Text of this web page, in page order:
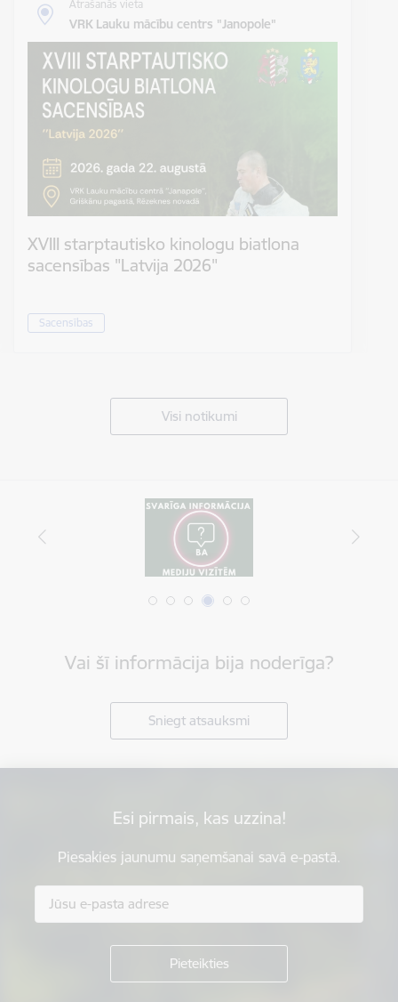
Atrašanās vieta
VRK Lauku mācību centrs "Janopole"
XVIII starptautisko kinologu biatlona
sacensības "Latvija 2026"
Sacensības
Visi notikumi
Vai šī informācija bija noderīga?
Sniegt atsauksmi
Esi pirmais, kas uzzina!
Piesakies jaunumu saņemšanai savā e-pastā.